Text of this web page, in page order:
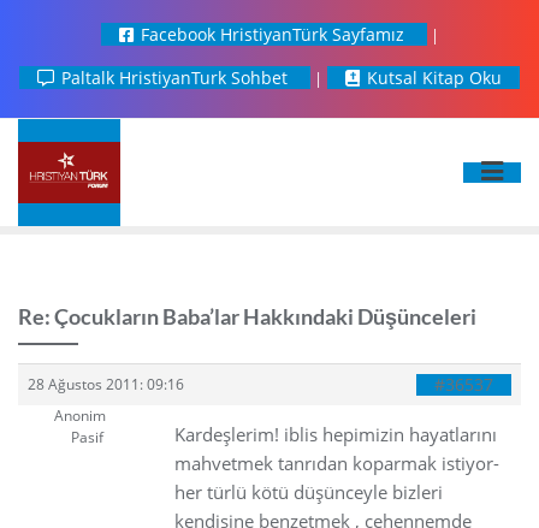
Facebook HristiyanTürk Sayfamız
Paltalk HristiyanTurk Sohbet
Kutsal Kitap Oku
Re: Çocukların Baba’lar Hakkındaki Düşünceleri
28 Ağustos 2011: 09:16 #36537
Anonim
Pasif
Kardeşlerim! iblis hepimizin hayatlarını
mahvetmek tanrıdan koparmak istiyor-
her türlü kötü düşünceyle bizleri
kendisine benzetmek , cehennemde